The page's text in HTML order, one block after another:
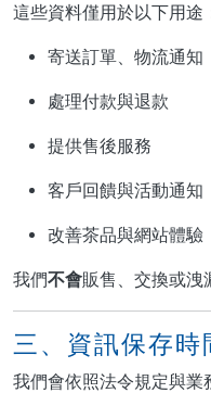
這些資料僅用於以下用途
寄送訂單、物流通知
處理付款與退款
提供售後服務
客戶回饋與活動通知
改善茶品與網站體驗
我們不會販售、交換或洩
三、資訊保存時
我們會依照法令規定與業